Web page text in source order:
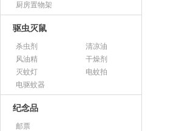
厨房置物架
驱虫灭鼠
杀虫剂
清凉油
风油精
干燥剂
灭蚊灯
电蚊拍
电驱蚊器
纪念品
邮票